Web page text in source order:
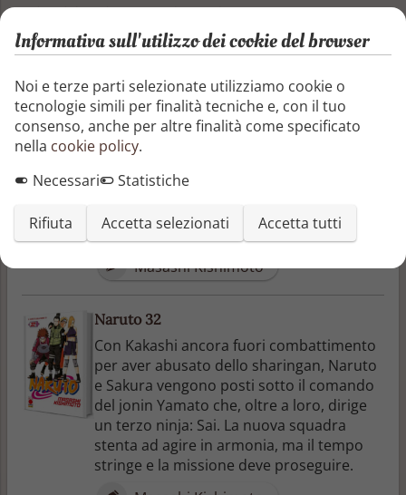
Altri libri di Masashi Kishimoto
Continua la guerra fra l’esercito alleato dei
ninja e le forze di Alba e Kabuto Yakushi. I
coraggiosi Kille Bee e Naruto sono scesi in
campo, decisi a dare man forte ai
compagni… nonostante siano l’obiettivo
cercoteri per completare il suo piano di
dominazione.
Masashi Kishimoto
Naruto 32
Con Kakashi ancora fuori combattimento
per aver abusato dello sharingan, Naruto
e Sakura vengono posti sotto il comando
del jonin Yamato che, oltre a loro, dirige
un terzo ninja: Sai. La nuova squadra
stenta ad agire in armonia, ma il tempo
stringe e la missione deve proseguire.
Informativa sull'utilizzo dei cookie del browser
Noi e terze parti selezionate utilizziamo cookie o
tecnologie simili per finalità tecniche e, con il tuo
consenso, anche per altre finalità come specificato
nella cookie policy.
Necessari
Statistiche
Rifiuta Accetta selezionati Accetta tutti